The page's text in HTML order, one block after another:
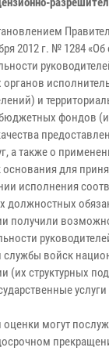
2012 г. № 1284
и
фондов
а также о
основания для
исполнения
должностных
получили
войск
(их структурных
оценки могут